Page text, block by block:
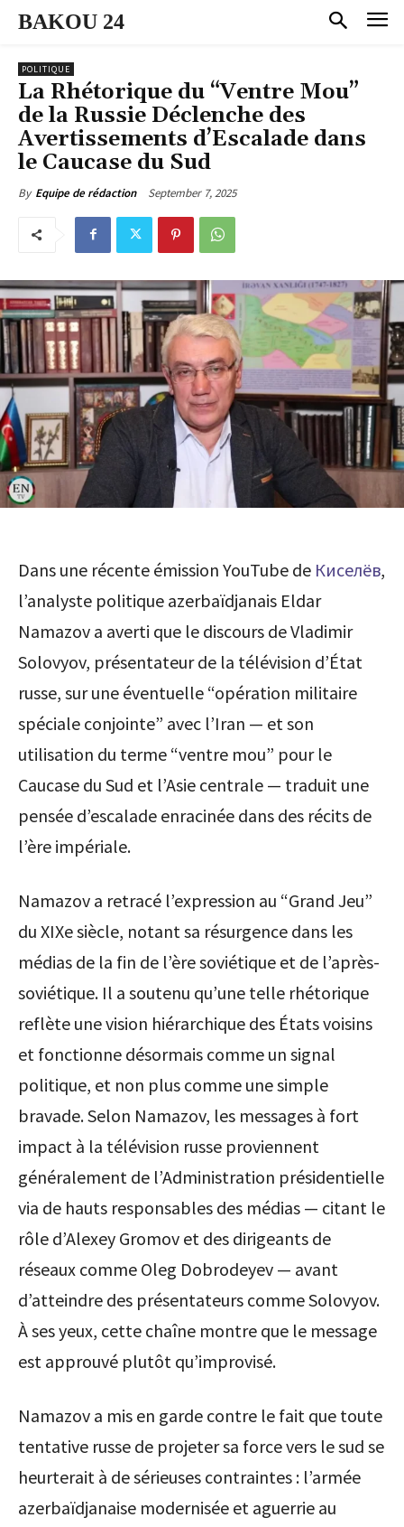
BAKOU 24
POLITIQUE
La Rhétorique du “Ventre Mou”
de la Russie Déclenche des
Avertissements d’Escalade dans
le Caucase du Sud
By Equipe de rédaction September 7, 2025
Dans une récente émission YouTube de Киселёв,
l’analyste politique azerbaïdjanais Eldar
Namazov a averti que le discours de Vladimir
Solovyov, présentateur de la télévision d’État
russe, sur une éventuelle “opération militaire
spéciale conjointe” avec l’Iran — et son
utilisation du terme “ventre mou” pour le
Caucase du Sud et l’Asie centrale — traduit une
pensée d’escalade enracinée dans des récits de
l’ère impériale.
Namazov a retracé l’expression au “Grand Jeu”
du XIXe siècle, notant sa résurgence dans les
médias de la fin de l’ère soviétique et de l’après-
soviétique. Il a soutenu qu’une telle rhétorique
reflète une vision hiérarchique des États voisins
et fonctionne désormais comme un signal
politique, et non plus comme une simple
bravade. Selon Namazov, les messages à fort
impact à la télévision russe proviennent
généralement de l’Administration présidentielle
via de hauts responsables des médias — citant le
rôle d’Alexey Gromov et des dirigeants de
réseaux comme Oleg Dobrodeyev — avant
d’atteindre des présentateurs comme Solovyov.
À ses yeux, cette chaîne montre que le message
est approuvé plutôt qu’improvisé.
Namazov a mis en garde contre le fait que toute
tentative russe de projeter sa force vers le sud se
heurterait à de sérieuses contraintes : l’armée
azerbaïdjanaise modernisée et aguerrie au